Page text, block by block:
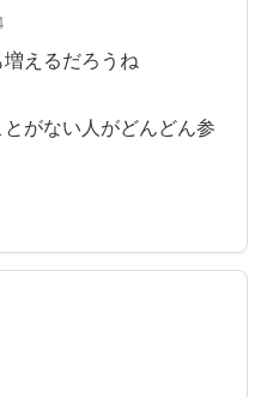
えるだろうね
がない人がどんどん参